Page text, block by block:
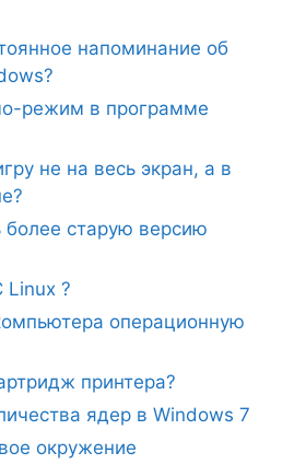
напоминание об
режим в программе
не на весь экран, а в
более старую версию
Linux ?
операционную
принтера?
ядер в Windows 7
окружение